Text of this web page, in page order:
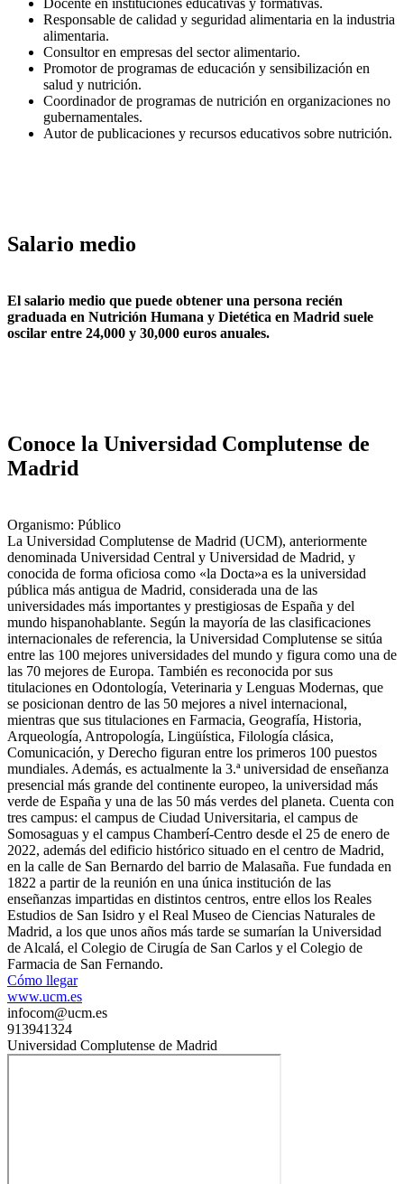
Docente en instituciones educativas y formativas.
Responsable de calidad y seguridad alimentaria en la industria
alimentaria.
Consultor en empresas del sector alimentario.
Promotor de programas de educación y sensibilización en
salud y nutrición.
Coordinador de programas de nutrición en organizaciones no
gubernamentales.
Autor de publicaciones y recursos educativos sobre nutrición.
Salario medio
El salario medio que puede obtener una persona recién
graduada en Nutrición Humana y Dietética en Madrid suele
oscilar entre 24,000 y 30,000 euros anuales.
Conoce la Universidad Complutense de
Madrid
Organismo: Público
La Universidad Complutense de Madrid (UCM), anteriormente
denominada Universidad Central y Universidad de Madrid, y
conocida de forma oficiosa como «la Docta»a​ es la universidad
pública más antigua de Madrid, considerada una de las
universidades más importantes y prestigiosas de España y del
mundo hispanohablante. Según la mayoría de las clasificaciones
internacionales de referencia, la Universidad Complutense se sitúa
entre las 100 mejores universidades del mundo y figura como una de
las 70 mejores de Europa. También es reconocida por sus
titulaciones en Odontología, Veterinaria y Lenguas Modernas, que
se posicionan dentro de las 50 mejores a nivel internacional,
mientras que sus titulaciones en Farmacia, Geografía, Historia,
Arqueología, Antropología, Lingüística, Filología clásica,
Comunicación, y Derecho figuran entre los primeros 100 puestos
mundiales.​ Además, es actualmente la 3.ª universidad de enseñanza
presencial más grande del continente europeo, la universidad más
verde de España y una de las 50 más verdes del planeta. Cuenta con
tres campus: el campus de Ciudad Universitaria, el campus de
Somosaguas y el campus Chamberí-Centro desde el 25 de enero de
2022​, además del edificio histórico situado en el centro de Madrid,
en la calle de San Bernardo del barrio de Malasaña. Fue fundada en
1822 a partir de la reunión en una única institución de las
enseñanzas impartidas en distintos centros, entre ellos los Reales
Estudios de San Isidro y el Real Museo de Ciencias Naturales de
Madrid, a los que unos años más tarde se sumarían la Universidad
de Alcalá, el Colegio de Cirugía de San Carlos y el Colegio de
Farmacia de San Fernando.
Cómo llegar
www.ucm.es
infocom@ucm.es
913941324
Universidad Complutense de Madrid